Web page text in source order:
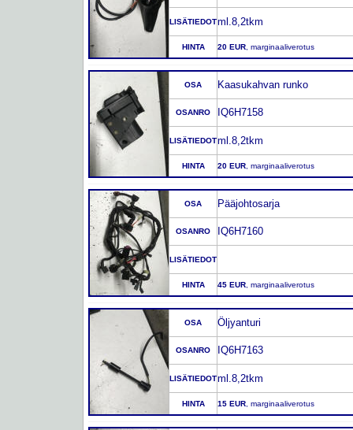
LISÄTIEDOTml.8,2tkm
HINTA 20 EUR , marginaaliverotus
OSA Kaasukahvan runko
OSANRO IQ6H7158
LISÄTIEDOTml.8,2tkm
HINTA 20 EUR , marginaaliverotus
OSA Pääjohtosarja
OSANRO IQ6H7160
LISÄTIEDOT
HINTA 45 EUR , marginaaliverotus
OSA Öljyanturi
OSANRO IQ6H7163
LISÄTIEDOTml.8,2tkm
HINTA 15 EUR , marginaaliverotus